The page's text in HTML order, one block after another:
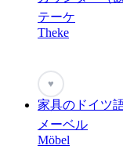
テーケ
Theke
♥
家具のドイツ
メーベル
Möbel